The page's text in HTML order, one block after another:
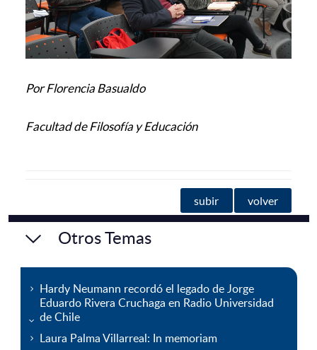
Por Florencia Basualdo
Facultad de Filosofía y Educación
subir volver
Otros Temas
Hardy Neumann recordó el legado de Jorge
Eduardo Rivera Cruchaga en Radio Universidad
de Chile
Laura Palma Villarreal: In memoriam